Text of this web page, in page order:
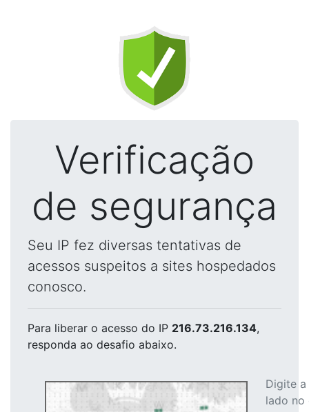
Verificação
de segurança
Seu IP fez diversas tentativas de
acessos suspeitos a sites hospedados
conosco.
Para liberar o acesso do IP 216.73.216.134,
responda ao desafio abaixo.
Digite
lado no